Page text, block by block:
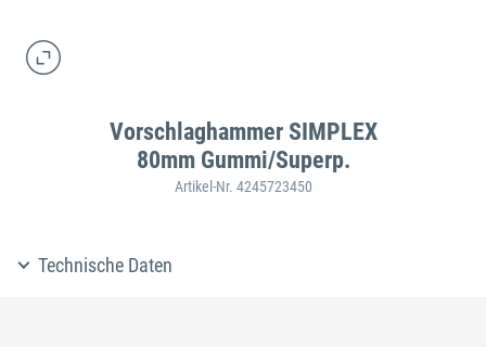
Vorschlaghammer SIMPLEX
80mm Gummi/Superp.
Artikel-Nr. 4245723450
Technische Daten